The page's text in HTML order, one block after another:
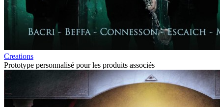
Creations
Prototype personnalisé pour les produits associés